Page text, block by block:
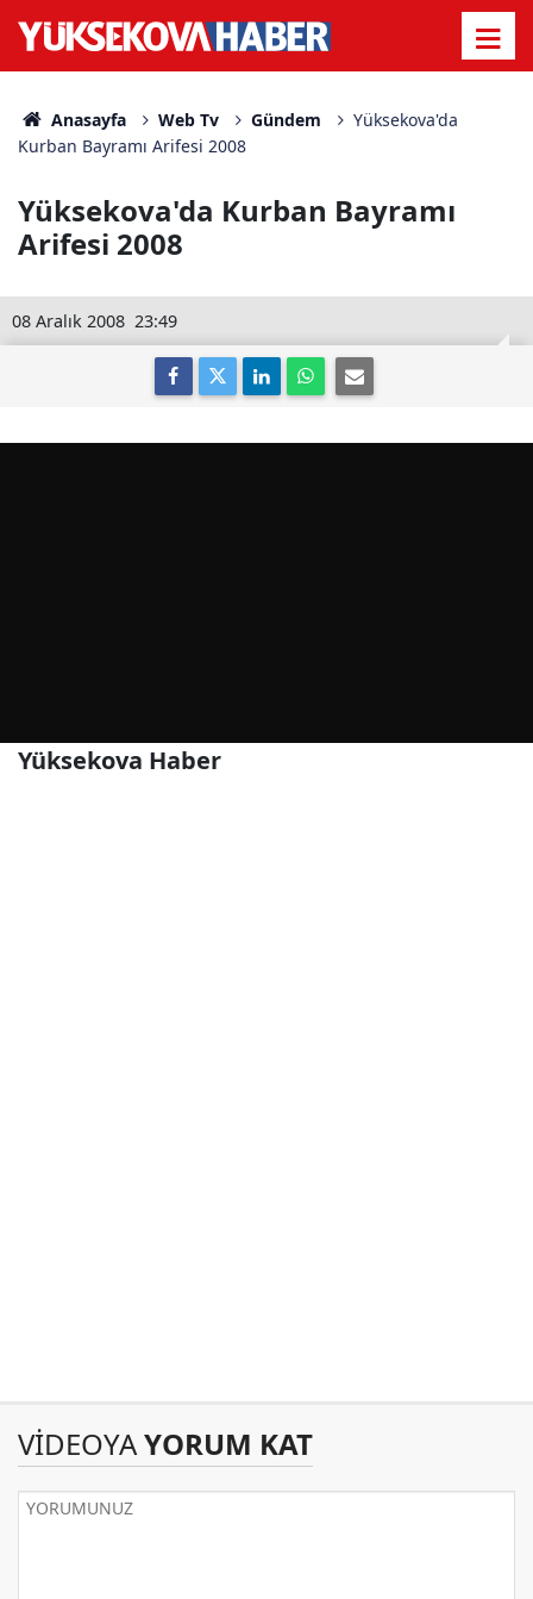
Anasayfa Web Tv Gündem
Yüksekova'da
Kurban Bayramı Arifesi 2008
Yüksekova'da Kurban Bayramı
Arifesi 2008
23:49
08 Aralık 2008
Yüksekova Haber
VİDEOYAYORUM KAT